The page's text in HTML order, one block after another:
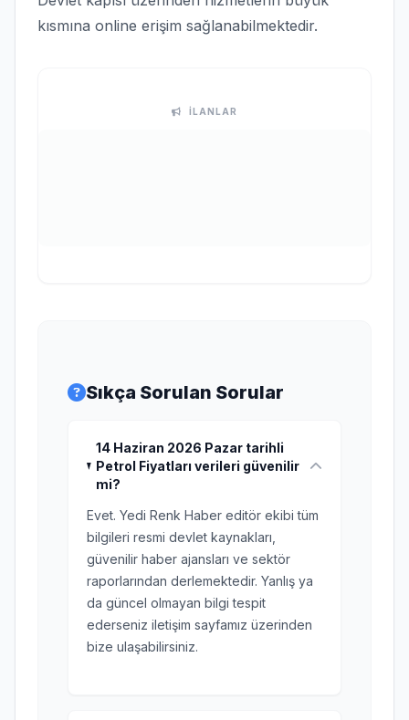
kısmına online erişim sağlanabilmektedir.
İLANLAR
Sıkça Sorulan Sorular
14 Haziran 2026 Pazar tarihli
Petrol Fiyatları verileri güvenilir
mi?
Evet. Yedi Renk Haber editör ekibi tüm
bilgileri resmi devlet kaynakları,
güvenilir haber ajansları ve sektör
raporlarından derlemektedir. Yanlış ya
da güncel olmayan bilgi tespit
ederseniz iletişim sayfamız üzerinden
bize ulaşabilirsiniz.